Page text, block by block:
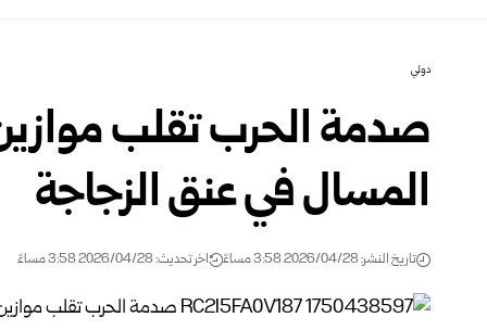
دولي
صدمة الحرب تقلب موازين
المسال في عنق الزجاجة
تاريخ النشر: 2026/04/28 3:58 مساءً اخر تحديث: 2026/04/28 3:58 مساءً